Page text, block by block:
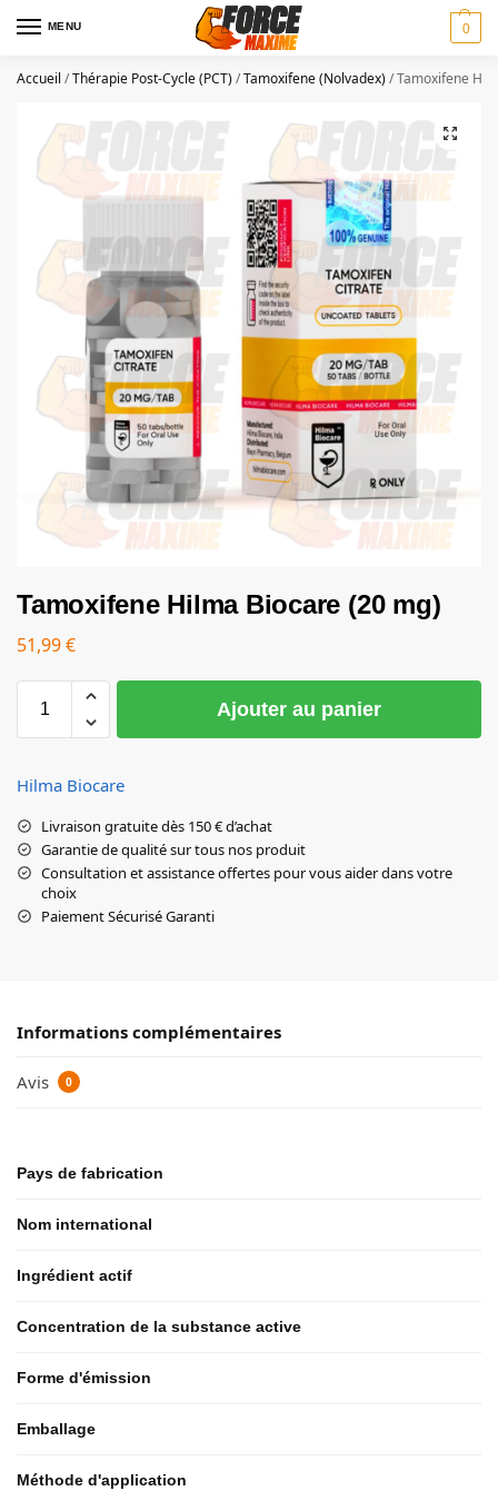
MENU 0
Accueil /Thérapie Post-Cycle (PCT)/Tamoxifene (Nolvadex)/Tamoxifene
Tamoxifene Hilma Biocare (20 mg)
51,99€
Ajouter au panier
Hilma Biocare
Livraison gratuite dès 150 € d’achat
Garantie de qualité sur tous nos produit
Consultation et assistance offertes pour vous aider dans votre
choix
Paiement Sécurisé Garanti
Informations complémentaires
Avis 0
Pays de fabrication
Nom international
Ingrédient actif
Concentration de la substance active
Forme d'émission
Emballage
Méthode d'application